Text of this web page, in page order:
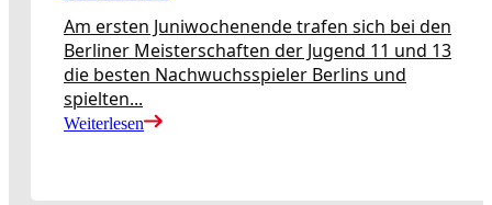
Am ersten Juniwochenende trafen sich bei den
Berliner Meisterschaften der Jugend 11 und 13
die besten Nachwuchsspieler Berlins und
spielten...
Weiterlesen